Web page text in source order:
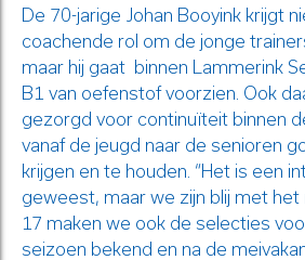
De 70-jarige Johan Booyink krijgt
coachende rol om de jonge
maar hij gaat binnen Lammerink
B1 van oefenstof voorzien. Ook
gezorgd voor continuïteit binnen
vanaf de jeugd naar de senioren
krijgen en te houden. “Het is een
geweest, maar we zijn blij met het
17 maken we ook de selecties
seizoen bekend en na de